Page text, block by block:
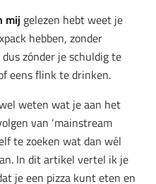
mij gelezen hebt weet je
hebben, zonder
zónder je schuldig te
eens flink te drinken.
weten wat je aan het
van ‘mainstream
te zoeken wat dan wél
In dit artikel vertel ik je
je een pizza kunt eten en